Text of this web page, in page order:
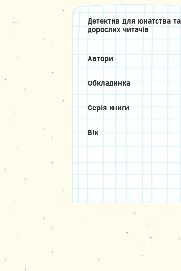
Детектив для юнатства та
дорослих читачів
Автори
Обкладинка
Серія книги
Вік